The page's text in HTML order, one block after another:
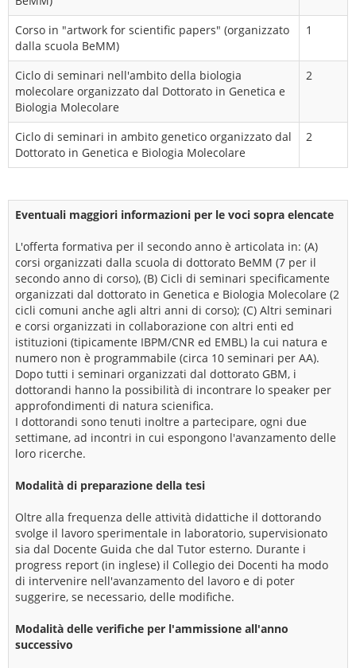
Corso in "artwork for scientific papers" (organizzato
dalla scuola BeMM)
1
Ciclo di seminari nell'ambito della biologia
molecolare organizzato dal Dottorato in Genetica e
Biologia Molecolare
2
Ciclo di seminari in ambito genetico organizzato dal
Dottorato in Genetica e Biologia Molecolare
2
Eventuali maggiori informazioni per le voci sopra elencate
L'offerta formativa per il secondo anno è articolata in: (A)
corsi organizzati dalla scuola di dottorato BeMM (7 per il
secondo anno di corso), (B) Cicli di seminari specificamente
organizzati dal dottorato in Genetica e Biologia Molecolare (2
cicli comuni anche agli altri anni di corso); (C) Altri seminari
e corsi organizzati in collaborazione con altri enti ed
istituzioni (tipicamente IBPM/CNR ed EMBL) la cui natura e
numero non è programmabile (circa 10 seminari per AA).
Dopo tutti i seminari organizzati dal dottorato GBM, i
dottorandi hanno la possibilità di incontrare lo speaker per
approfondimenti di natura scienifica.
I dottorandi sono tenuti inoltre a partecipare, ogni due
settimane, ad incontri in cui espongono l'avanzamento delle
loro ricerche.
Modalità di preparazione della tesi
Oltre alla frequenza delle attività didattiche il dottorando
svolge il lavoro sperimentale in laboratorio, supervisionato
sia dal Docente Guida che dal Tutor esterno. Durante i
progress report (in inglese) il Collegio dei Docenti ha modo
di intervenire nell'avanzamento del lavoro e di poter
suggerire, se necessario, delle modifiche.
Modalità delle verifiche per l'ammissione all'anno
successivo